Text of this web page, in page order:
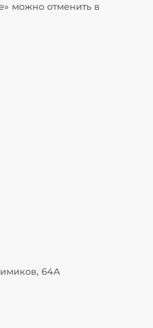
можно отменить в
64А